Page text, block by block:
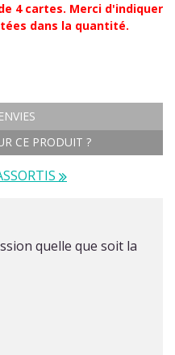
4 cartes. Merci d'indiquer
dans la quantité.
CE PRODUIT ?
quelle que soit la